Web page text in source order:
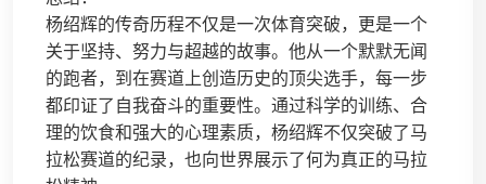
杨绍辉的传奇历程不仅是一次体育突破，更是一个
关于坚持、努力与超越的故事。他从一个默默无闻
的跑者，到在赛道上创造历史的顶尖选手，每一步
都印证了自我奋斗的重要性。通过科学的训练、合
理的饮食和强大的心理素质，杨绍辉不仅突破了马
拉松赛道的纪录，也向世界展示了何为真正的马拉